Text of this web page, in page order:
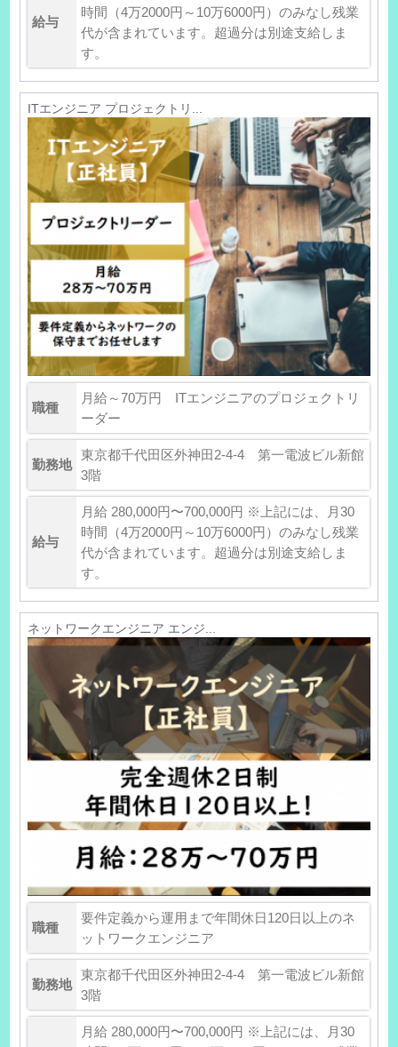
給与
時間（4万2000円～10万6000円）のみなし残業
代が含まれています。超過分は別途支給しま
す。
ITエンジニア プロジェクトリ...
職種
月給～70万円 ITエンジニアのプロジェクトリ
ーダー
勤務地
東京都千代田区外神田2-4-4 第一電波ビル新館
3階
給与
月給 280,000円〜700,000円 ※上記には、月30
時間（4万2000円～10万6000円）のみなし残業
代が含まれています。超過分は別途支給しま
す。
ネットワークエンジニア エンジ...
職種
要件定義から運用まで年間休日120日以上のネ
ットワークエンジニア
勤務地
東京都千代田区外神田2-4-4 第一電波ビル新館
3階
月給 280,000円〜700,000円 ※上記には、月30